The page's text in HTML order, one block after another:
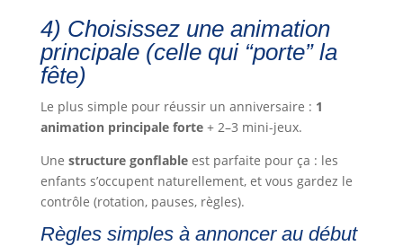
4) Choisissez une animation
principale (celle qui “porte” la
fête)
Le plus simple pour réussir un anniversaire : 1
animation principale forte+ 2–3 mini-jeux.
Une structure gonflableest parfaite pour ça : les
enfants s’occupent naturellement, et vous gardez le
contrôle (rotation, pauses, règles).
Règles simples à annoncer au début